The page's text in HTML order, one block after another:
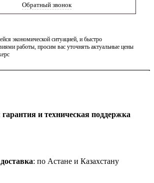
Обратный звонок
экономической ситуацией, и быстро
работы, просим вас уточнять актуальные цены
и техническая поддержка
: по Астане и Казахстану